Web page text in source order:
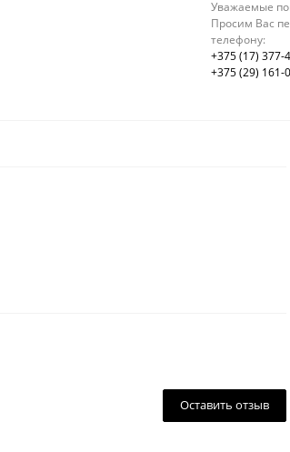
Уважаемые
Просим Вас
телефону:
+375 (17) 377-
+375 (29) 161-
Оставить отзыв